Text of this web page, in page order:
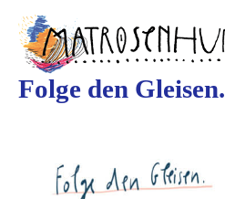
springen
Inhalt
springen
Folge den Gleisen.